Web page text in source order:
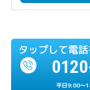
多額の負債を相続
2024.07.17
相続人の一人が重
平日9:00～